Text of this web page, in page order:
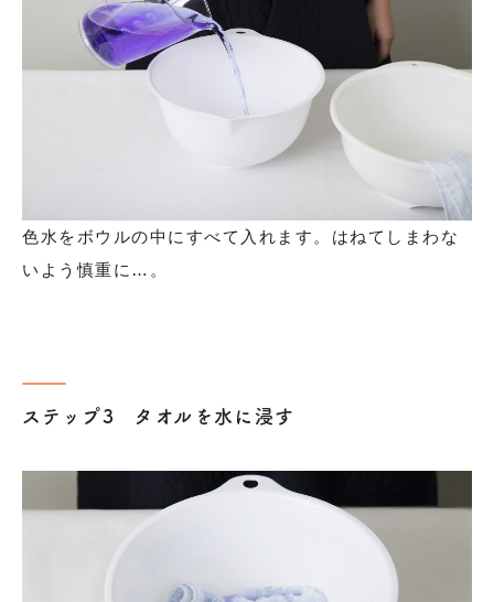
色水をボウルの中にすべて入れます。はねてしまわな
いよう慎重に…。
ステップ3 タオルを水に浸す